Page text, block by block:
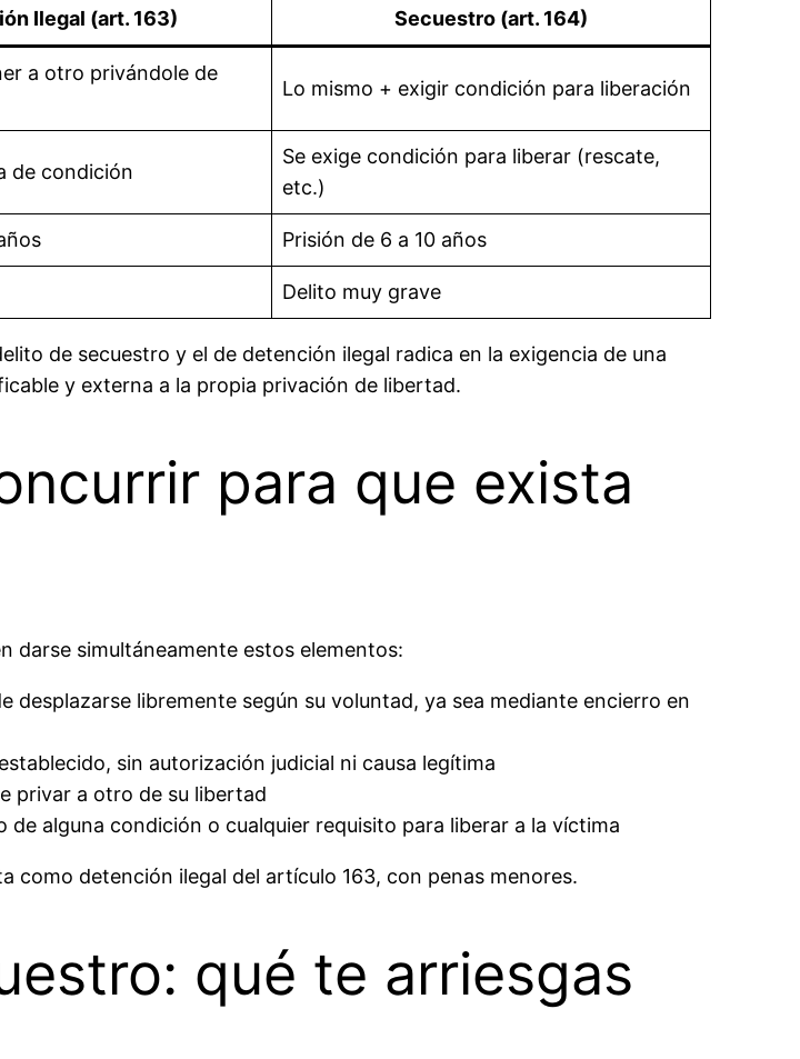
Ilegal (art. 163) Secuestro (art. 164)
a otro privándole de
Lo mismo + exigir condición para liberación
de condición
Se exige condición para liberar (rescate,
etc.)
Prisión de 6 a 10 años
Delito muy grave
de secuestro y el de detención ilegal radica en la exigencia de una
y externa a la propia privación de libertad.
para que exista
darse simultáneamente estos elementos:
desplazarse libremente según su voluntad, ya sea mediante encierro en
sin autorización judicial ni causa legítima
privar a otro de su libertad
de alguna condición o cualquier requisito para liberar a la víctima
como detención ilegal del artículo 163, con penas menores.
qué te arriesgas